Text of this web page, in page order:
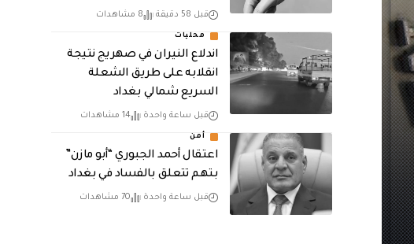
قبل 58 دقيقة 8 مشاهدات
محليات
اندلاع النيران في صهريج نتيجة
انقلابه على طريق الشعلة
السريع شمالي بغداد
قبل ساعة واحدة 14 مشاهدات
أمن
اعتقال أحمد الجبوري “أبو مازن”
بتهم تتعلق بالفساد في بغداد
قبل ساعة واحدة 70 مشاهدات